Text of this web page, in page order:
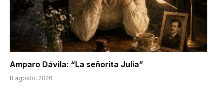
Amparo Dávila: “La señorita Julia”
8 agosto, 2026